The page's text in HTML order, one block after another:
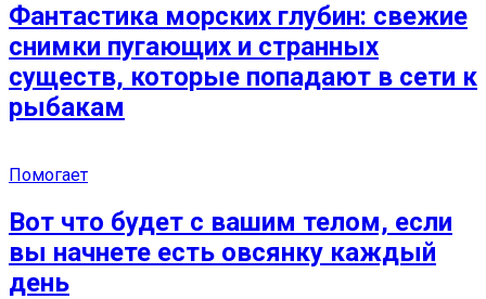
Фантастика морских глубин: свежие
снимки пугающих и странных
существ, которые попадают в сети к
рыбакам
Помогает
Вот что будет с вашим телом, если
вы начнете есть овсянку каждый
день